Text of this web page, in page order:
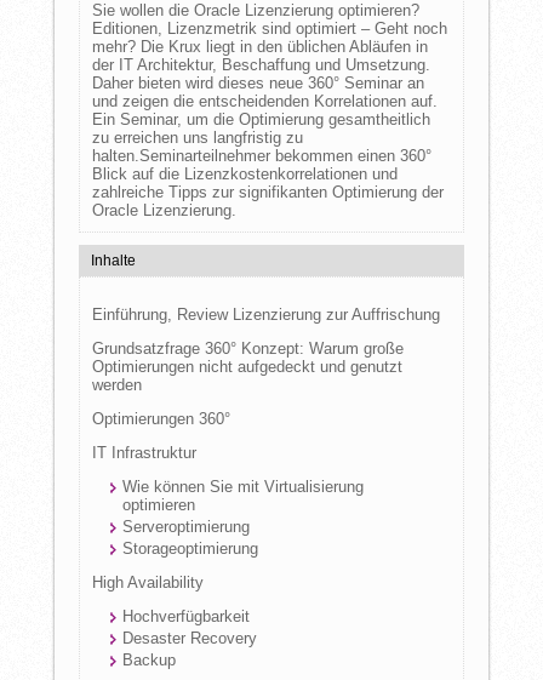
Sie wollen die Oracle Lizenzierung optimieren?
Editionen, Lizenzmetrik sind optimiert – Geht noch
mehr? Die Krux liegt in den üblichen Abläufen in
der IT Architektur, Beschaffung und Umsetzung.
Daher bieten wird dieses neue 360° Seminar an
und zeigen die entscheidenden Korrelationen auf.
Ein Seminar, um die Optimierung gesamtheitlich
zu erreichen uns langfristig zu
halten.Seminarteilnehmer bekommen einen 360°
Blick auf die Lizenzkostenkorrelationen und
zahlreiche Tipps zur signifikanten Optimierung der
Oracle Lizenzierung.
Inhalte
Einführung, Review Lizenzierung zur Auffrischung
Grundsatzfrage 360° Konzept: Warum große
Optimierungen nicht aufgedeckt und genutzt
werden
Optimierungen 360°
IT Infrastruktur
Wie können Sie mit Virtualisierung
optimieren
Serveroptimierung
Storageoptimierung
High Availability
Hochverfügbarkeit
Desaster Recovery
Backup